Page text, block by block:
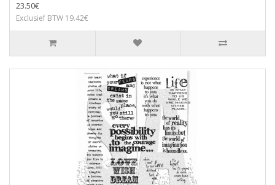
23.50€
Exclusief BTW 19.42€